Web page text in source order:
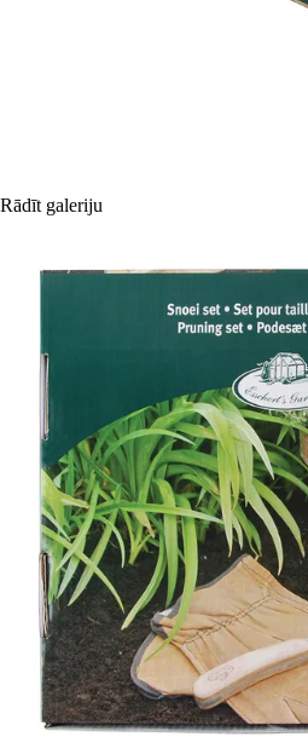
Rādīt galeriju